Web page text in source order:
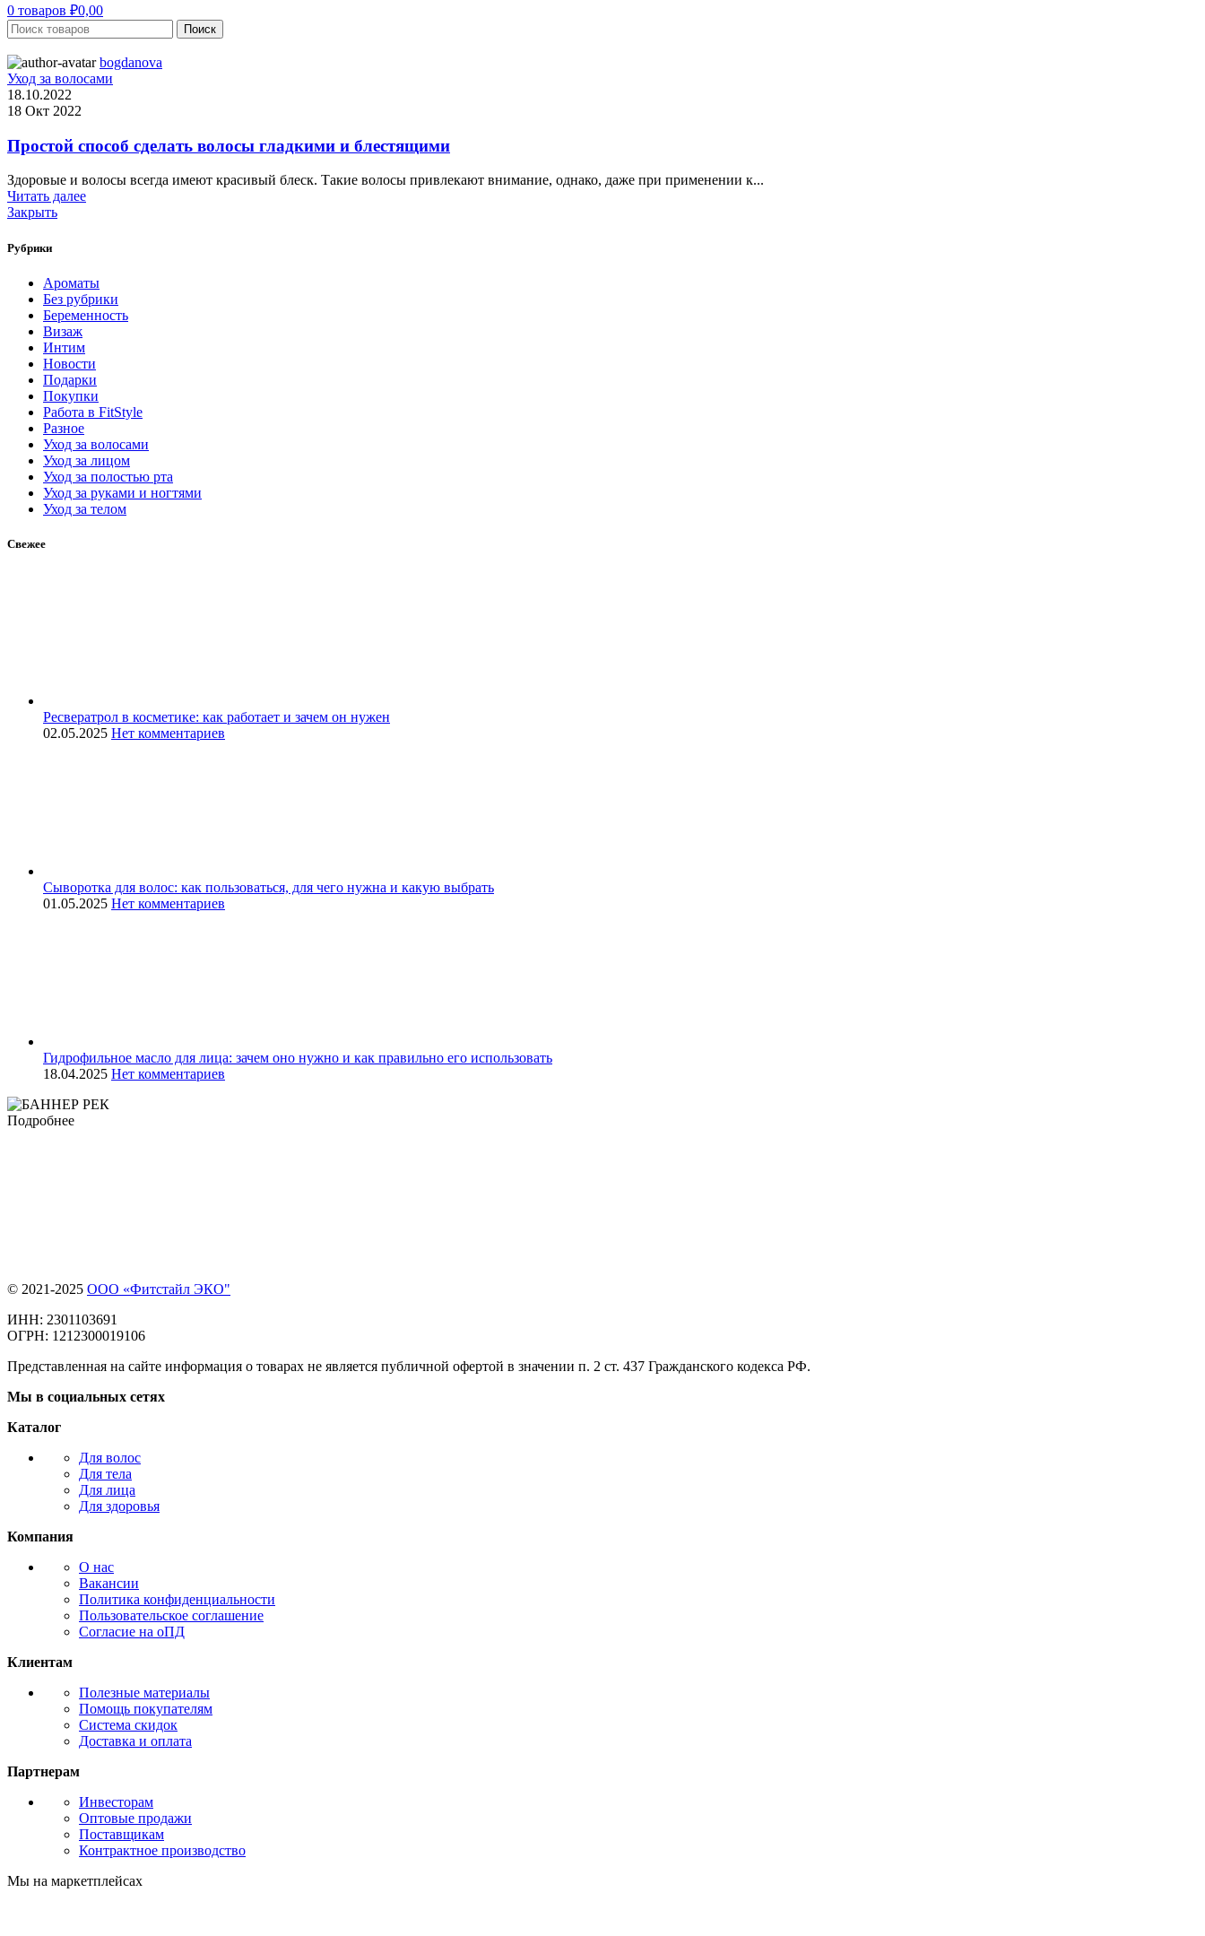
0 товаров ₽0,00
Поиск
bogdanova
Уход за волосами
18.10.2022
18 Окт 2022
Простой способ сделать волосы гладкими и блестящими
Здоровые и волосы всегда имеют красивый блеск. Такие волосы привлекают внимание, однако, даже при применении к...
Читать далее
Закрыть
Рубрики
Ароматы
Без рубрики
Беременность
Визаж
Интим
Новости
Подарки
Покупки
Работа в FitStyle
Разное
Уход за волосами
Уход за лицом
Уход за полостью рта
Уход за руками и ногтями
Уход за телом
Свежее
Ресвератрол в косметике: как работает и зачем он нужен
02.05.2025 Нет комментариев
Сыворотка для волос: как пользоваться, для чего нужна и какую выбрать
01.05.2025 Нет комментариев
Гидрофильное масло для лица: зачем оно нужно и как правильно его использовать
18.04.2025 Нет комментариев
Подробнее
© 2021-2025 ООО «Фитстайл ЭКО"
ИНН: 2301103691
ОГРН: 1212300019106
Представленная на сайте информация о товарах не является публичной офертой в значении п. 2 ст. 437 Гражданского кодекса РФ.
Мы в социальных сетях
Каталог
Для волос
Для тела
Для лица
Для здоровья
Компания
О нас
Вакансии
Политика конфиденциальности
Пользовательское соглашение
Согласие на оПД
Клиентам
Полезные материалы
Помощь покупателям
Система скидок
Доставка и оплата
Партнерам
Инвесторам
Оптовые продажи
Поставщикам
Контрактное производство
Мы на маркетплейсах